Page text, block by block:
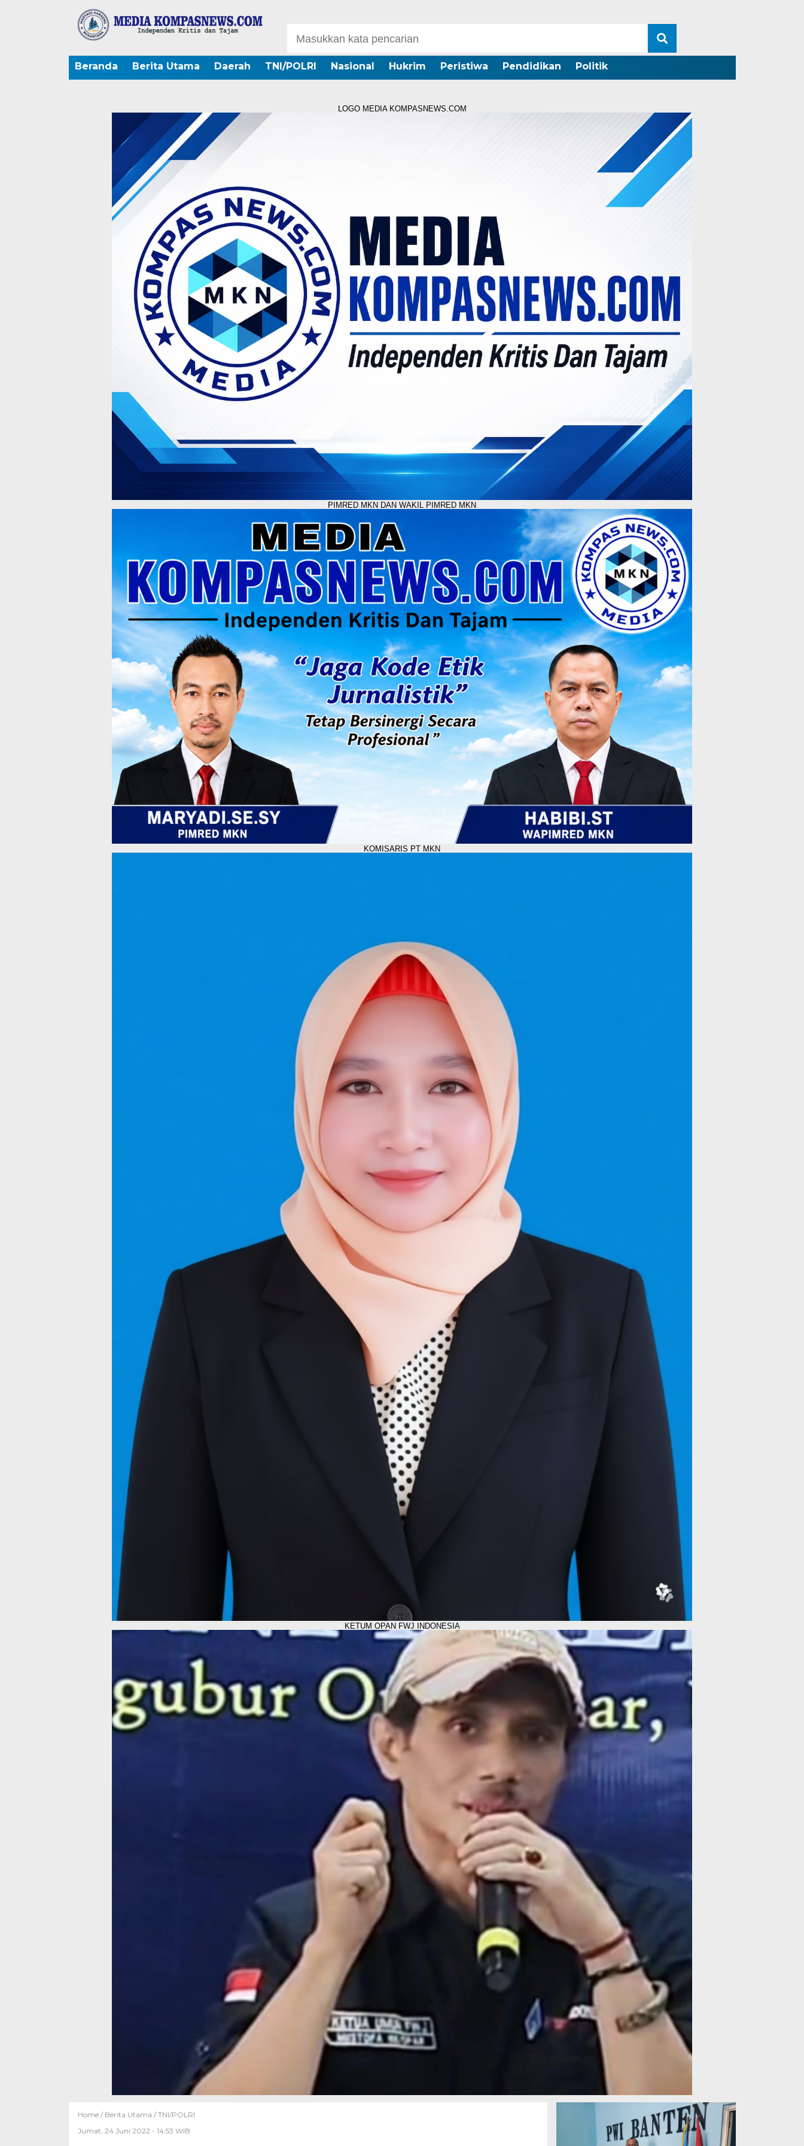
Beranda Berita Utama Daerah TNI/POLRI Nasional Hukrim Peristiwa Pendidikan Politik
LOGO MEDIA KOMPASNEWS.COM
PIMRED MKN DAN WAKIL PIMRED MKN
KOMISARIS PT MKN
KETUM OPAN FWJ INDONESIA
Home / Berita Utama / TNI/POLRI
Jumat, 24 Juni 2022 - 14:53 WIB